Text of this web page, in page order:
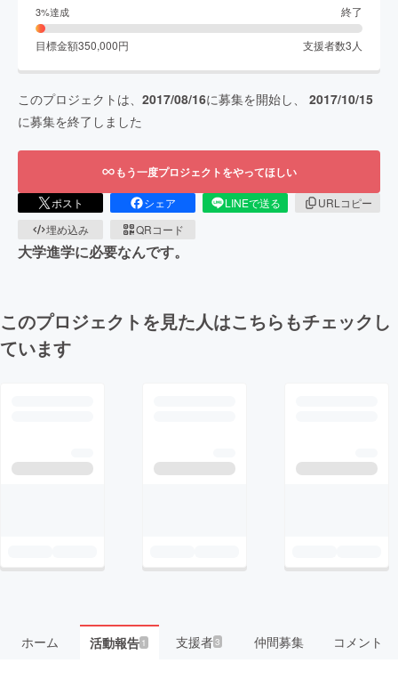
3%達成 終了
目標金額350,000円 支援者数3 人
このプロジェクトは、 2017/08/16に募集を開始し、 2017/10/15
に募集を終了しました
もう一度プロジェクトをやってほしい
ポスト シェア LINEで送る
URLコピー
埋め込み
QRコード
大学進学に必要なんです。
このプロジェクトを見た人はこちらもチェックし
ています
ホーム 活動報告1 支援者3 仲間募集 コメント